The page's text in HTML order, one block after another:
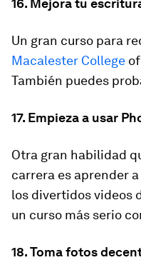
16. Mejora tu
Un gran curso para
Macalester College
También puedes
17. Empieza a usar
Otra gran habilidad
carrera es aprender
los divertidos videos
un curso más serio
18. Toma fotos